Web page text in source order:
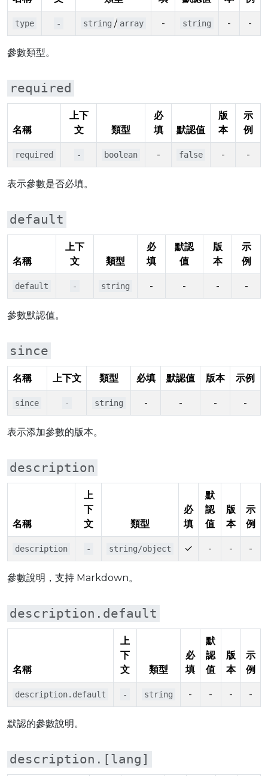
type - string / array - string - -
參數類型。
required
名稱
上下
文
類型
必
填
默認值
版
本
示
例
required - boolean - false - -
表示參數是否必填。
default
名稱
上下
文
類型
必
填
默認
值
版
本
示
例
default - string - - - -
參數默認值。
since
名稱 上下文 類型 必填 默認值 版本 示例
since - string - - - -
表示添加參數的版本。
description
名稱
上
下
文
類型
必
填
默
認
值
版
本
示
例
description - string/object ✓ - - -
參數說明，支持 Markdown。
description.default
名稱
上
下
文
類型
必
填
默
認
值
版
本
示
例
description.default - string - - - -
默認的參數說明。
description.[lang]